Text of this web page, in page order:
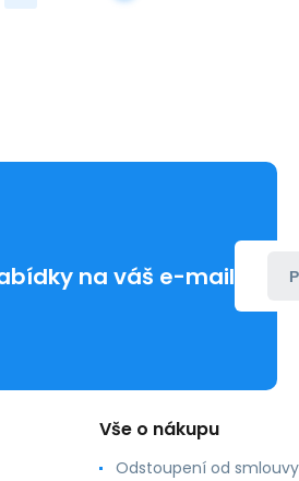
na váš e-mail
Vše o nákupu
Odstoupení od smlouvy